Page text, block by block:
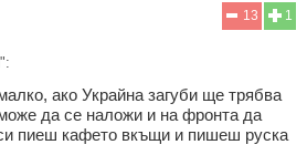
1
13
ако Украйна загуби ще трябва
да се наложи и на фронта да
пиеш кафето вкъщи и пишеш руска